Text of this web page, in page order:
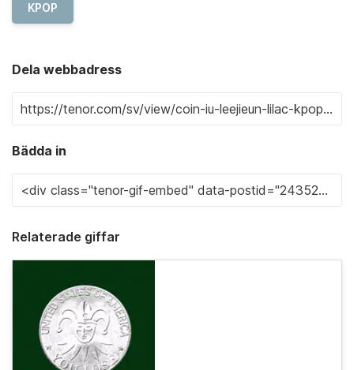
KPOP
Dela webbadress
Bädda in
Relaterade giffar